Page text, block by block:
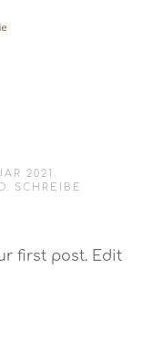
2021 .
. SCHREIBE
first post. Edit